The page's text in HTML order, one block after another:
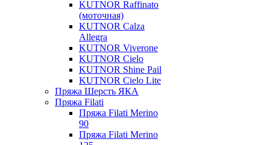
KUTNOR Raffinato
(моточная)
KUTNOR Calza
Allegra
KUTNOR Viverone
KUTNOR Cielo
KUTNOR Shine Pail
KUTNOR Cielo Lite
Пряжа Шерсть ЯКА
Пряжа Filati
Пряжа Filati Merino
90
Пряжа Filati Merino